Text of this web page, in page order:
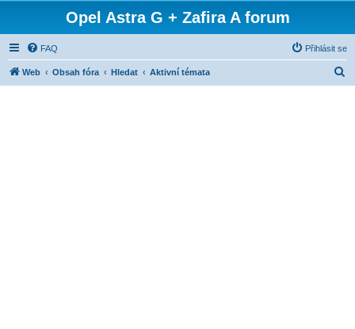
Opel Astra G + Zafira A forum
FAQ Přihlásit se
Web Obsah fóra Hledat Aktivní témata